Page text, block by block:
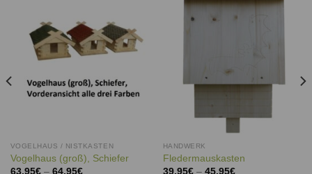
VOGELHAUS / NISTKASTEN
Vogelhaus (groß), Schiefer
63,95€– 64,95€
Auf die
HANDWERK
Fledermauskasten
39,95€– 45,95€